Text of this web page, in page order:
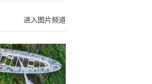
进入图片频道